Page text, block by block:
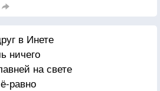
жизнь разводит мосты
черты
вечной.
в Инете
ничего
на свете
равно